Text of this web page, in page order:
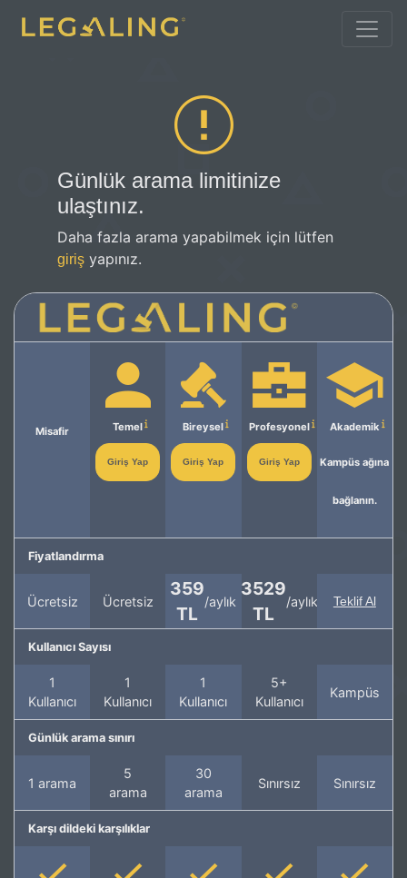
Günlük arama limitinize
ulaştınız.
Daha fazla arama yapabilmek için lütfen
giriş yapınız.
Misafir Temel
Giriş Yap
Bireysel
Giriş Yap
Profesyonel
Giriş Yap
Akademik
Kampüs ağına
bağlanın.
Fiyatlandırma
Ücretsiz Ücretsiz
359
TL
/aylık
3529
TL
/aylık Teklif Al
Kullanıcı Sayısı
1
Kullanıcı
1
Kullanıcı
1
Kullanıcı
5+
Kullanıcı
Kampüs
Günlük arama sınırı
1 arama
5
arama
30
arama
Sınırsız Sınırsız
Karşı dildeki karşılıklar